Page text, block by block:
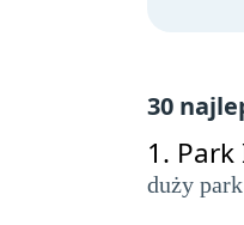
30
1.
duży